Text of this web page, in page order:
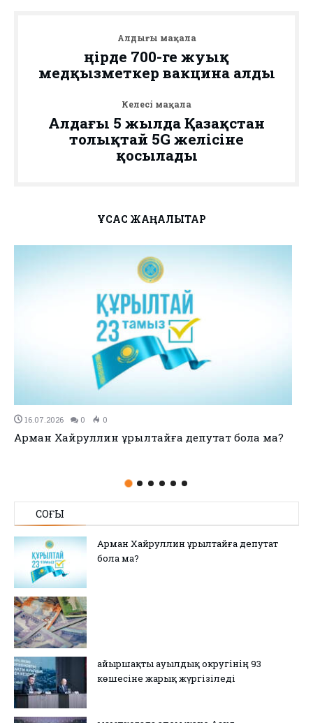
Алдыңғы мақала
Өңірде 700-ге жуық
медқызметкер вакцина алды
Келесі мақала
Алдағы 5 жылда Қазақстан
толықтай 5G желісіне
қосылады
ҰҚСАС ЖАҢАЛЫҚТАР
11.07.2026 0 0
no title
СОҢҒЫ
Арман Хайруллин Құрылтайға депутат
бола ма?
Қайыршақты ауылдық округінің 93
көшесіне жарық жүргізіледі